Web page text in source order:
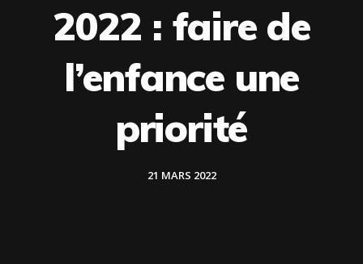
2022 : faire de
l’enfance une
priorité
21 MARS 2022